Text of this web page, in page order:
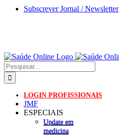
Skip
Subscrever Jornal / Newsletter
Pesquisar
LOGIN PROFISSIONAIS
JMF
ESPECIAIS
Update em
medicina